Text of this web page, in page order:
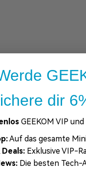
dir
GEEKOM VIP
Auf das gesamte
Exklusive VIP-
Die besten